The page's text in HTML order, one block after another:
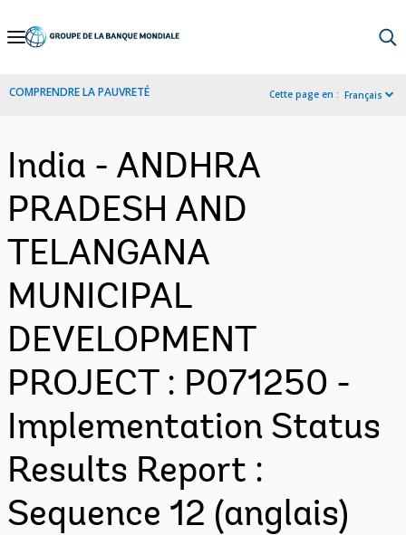
Skip
Navigation
COMPRENDRE LA PAUVRETÉ Cette page en : Français
India - ANDHRA
PRADESH AND
TELANGANA
MUNICIPAL
DEVELOPMENT
PROJECT : P071250 -
Implementation Status
Results Report :
Sequence 12 (anglais)